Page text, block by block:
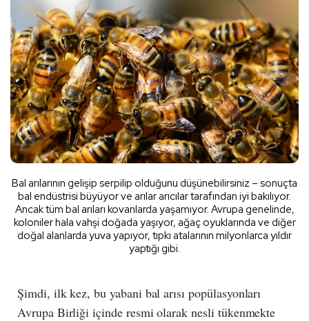
Bal arılarının gelişip serpilip olduğunu düşünebilirsiniz – sonuçta
bal endüstrisi büyüyor ve arılar arıcılar tarafından iyi bakılıyor.
Ancak tüm bal arıları kovanlarda yaşamıyor. Avrupa genelinde,
koloniler hala vahşi doğada yaşıyor, ağaç oyuklarında ve diğer
doğal alanlarda yuva yapıyor, tıpkı atalarının milyonlarca yıldır
yaptığı gibi.
Şimdi, ilk kez, bu yabani bal arısı popülasyonları
Avrupa Birliği içinde resmi olarak nesli tükenmekte